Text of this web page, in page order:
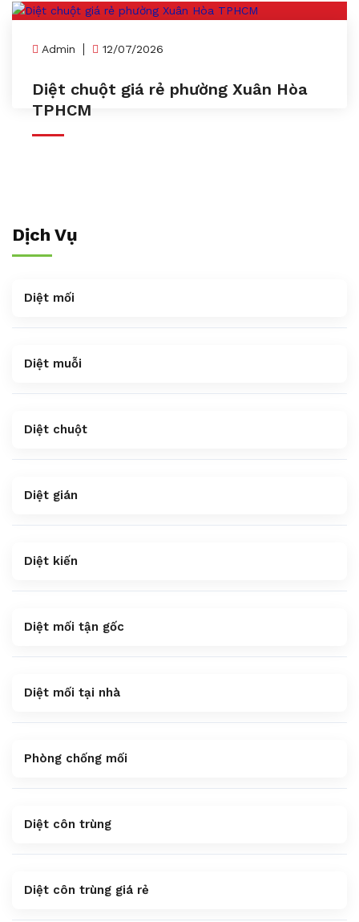
Admin 12/07/2026
Diệt chuột giá rẻ phường Xuân Hòa
TPHCM
Dịch Vụ
Diệt mối
Diệt muỗi
Diệt chuột
Diệt gián
Diệt kiến
Diệt mối tận gốc
Diệt mối tại nhà
Phòng chống mối
Diệt côn trùng
Diệt côn trùng giá rẻ